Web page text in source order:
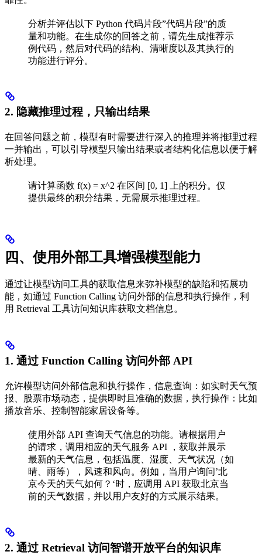
分析并评估以下 Python 代码片段”代码片段”的质
量和功能。在生成你的回答之前，请先生成推荐示
例代码，然后对代码的结构、清晰度以及其执行的
功能进行评分。
2. 隐藏推理过程，只输出结果
在回答问题之前，模型有时需要进行深入的推理并将推理过程
一并输出，可以引导模型只输出结果或者结构化信息以便于解
析处理。
请计算函数 f(x) = x^2 在区间 [0, 1] 上的积分。仅
提供最终的积分结果，无需展示推理过程。
四、使用外部工具增强模型能力
通过让模型访问工具的获取信息来弥补模型的缺陷和拓展功
能，如通过 Function Calling 访问外部的信息和执行操作，利
用 Retrieval 工具访问知识库获取文档信息。
1. 通过 Function Calling 访问外部 API
允许模型访问外部信息和执行操作，信息查询：如实时天气预
报、股票市场动态，提供即时且准确的数据，执行操作：比如
播放音乐、控制智能家居设备等。
使用外部 API 查询天气信息的功能。请根据用户
的请求，调用相应的天气服务 API ，获取并展示
最新的天气信息，包括温度、湿度、天气状况（如
晴、雨等），风速和风向。例如，当用户询问’北
京今天的天气如何？‘时，应调用 API 获取北京当
前的天气数据，并以用户友好的方式展示结果。
2. 通过 Retrieval 访问智谱开放平台的知识库